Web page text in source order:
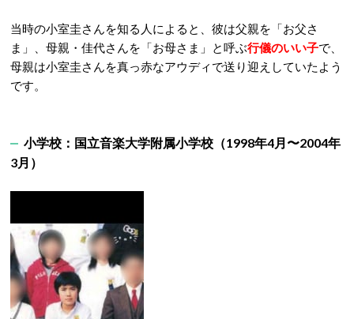
当時の小室圭さんを知る人によると、彼は父親を「お父さ
ま」、母親・佳代さんを「お母さま」と呼ぶ行儀のいい子で、
母親は小室圭さんを真っ赤なアウディで送り迎えしていたよう
です。
小学校：国立音楽大学附属小学校（1998年4月〜2004年
3月）